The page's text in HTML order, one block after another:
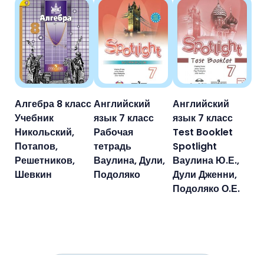
Алгебра 8 класс
Учебник
Никольский,
Потапов,
Решетников,
Шевкин
Английский
язык 7 класс
Рабочая
тетрадь
Ваулина, Дули,
Подоляко
Английский
язык 7 класс
Test Booklet
Spotlight
Ваулина Ю.Е.,
Дули Дженни,
Подоляко О.Е.